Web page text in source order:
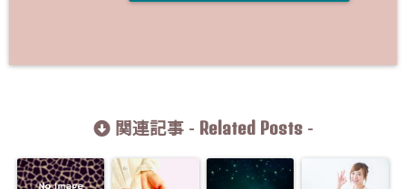
関連記事 - Related Posts-